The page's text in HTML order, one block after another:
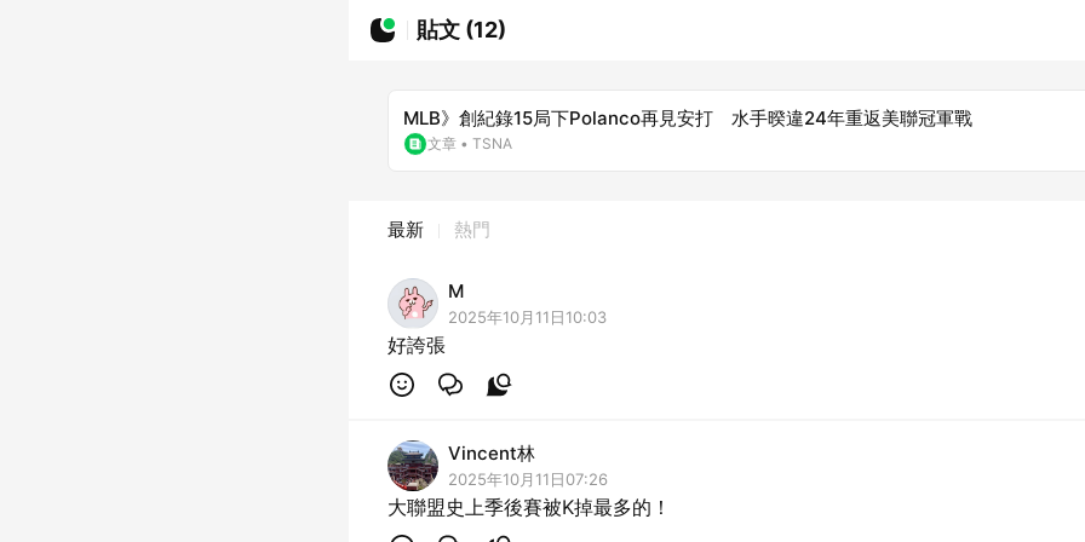
貼文 (12)
MLB》創紀錄15局下Polanco再見安打 水手暌違24年重返美聯冠軍戰
文章 • TSNA
最新 熱門
M
2025年10月11日10:03
好誇張
Vincent林
2025年10月11日07:26
大聯盟史上季後賽被K掉最多的！